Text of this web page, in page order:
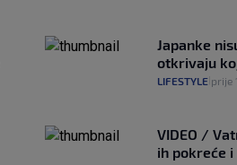
Japanke
otkrivaju
LIFESTYLE prije
VIDEO /
ih pokreće i